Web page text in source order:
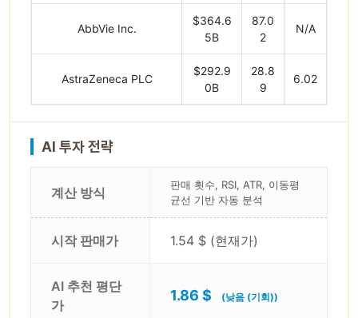
AbbVie Inc.
$364.6
5B
87.0
2
N/A
AstraZeneca PLC
$292.9
0B
28.8
9
6.02
AI 투자 전략
계산 방식
판매 횟수, RSI, ATR, 이동평
균선 기반 자동 분석
시작 판매가 1.54 $ (현재가)
AI 추천 평단
가
1.86 $ (낮음 (기회))